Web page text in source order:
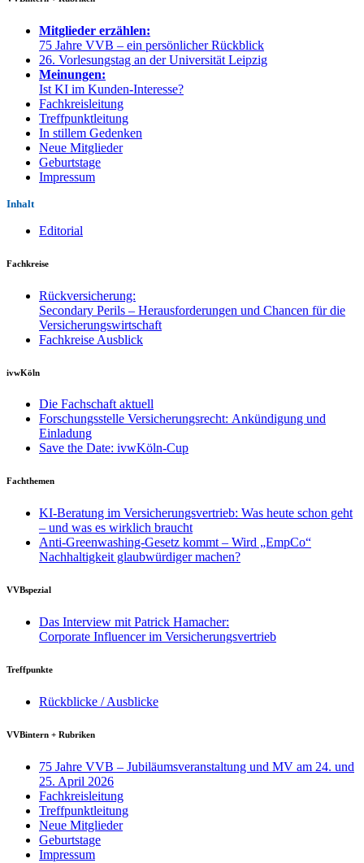
Mitglieder erzählen:
75 Jahre VVB – ein persönlicher Rückblick
26. Vorlesungstag an der Universität Leipzig
Meinungen:
Ist KI im Kunden-Interesse?
Fachkreisleitung
Treffpunktleitung
In stillem Gedenken
Neue Mitglieder
Geburtstage
Impressum
Inhalt
Editorial
Fachkreise
Rückversicherung:
Secondary Perils – Herausforderungen und Chancen für die
Versicherungswirtschaft
Fachkreise Ausblick
ivwKöln
Die Fachschaft aktuell
Forschungsstelle Versicherungsrecht: Ankündigung und
Einladung
Save the Date: ivwKöln-Cup
Fachthemen
KI-Beratung im Versicherungsvertrieb: Was heute schon geht
– und was es wirklich braucht
Anti-Greenwashing-Gesetz kommt – Wird „EmpCo“
Nachhaltigkeit glaubwürdiger machen?
VVBspezial
Das Interview mit Patrick Hamacher:
Corporate Influencer im Versicherungsvertrieb
Treffpunkte
Rückblicke / Ausblicke
VVBintern + Rubriken
75 Jahre VVB – Jubiläumsveranstaltung und MV am 24. und
25. April 2026
Fachkreisleitung
Treffpunktleitung
Neue Mitglieder
Geburtstage
Impressum